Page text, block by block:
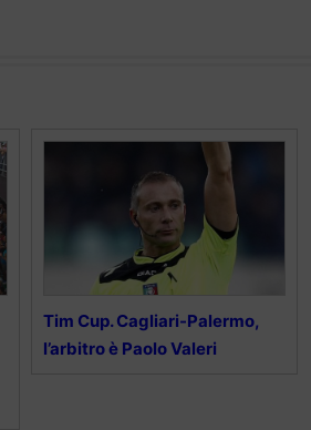
Tim Cup. Cagliari-Palermo,
l’arbitro è Paolo Valeri